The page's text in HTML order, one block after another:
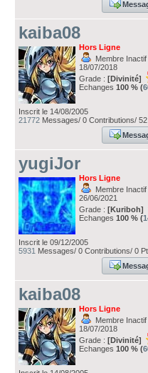
kaiba08
Hors Ligne
Membre
18/07/2018
Grade : [Divinité]
Echanges 100 % (
Inscrit le 14/08/2005
21772 Messages/ 0 Contributions/
yugiJor
Hors Ligne
Membre
26/06/2021
Grade : [Kuriboh]
Echanges 100 % (
Inscrit le 09/12/2005
5931 Messages/ 0 Contributions/ 0
kaiba08
Hors Ligne
Membre
18/07/2018
Grade : [Divinité]
Echanges 100 % (